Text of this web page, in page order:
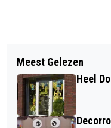
DAMES EN
STARTEN MET
DONGENSE
Meest Gelezen
Heel